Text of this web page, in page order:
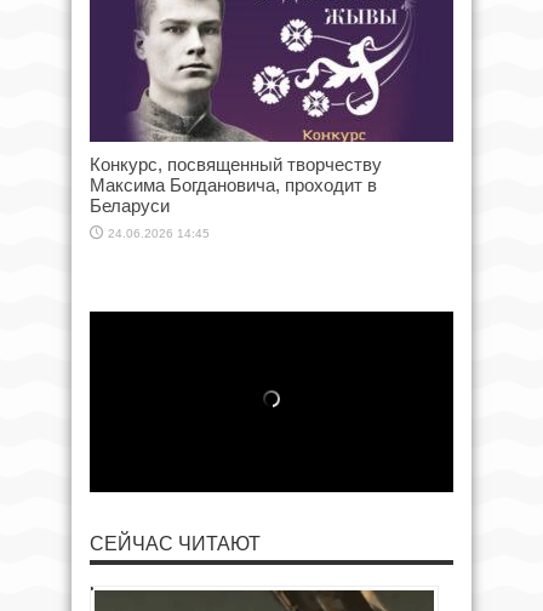
Конкурс, посвященный творчеству
Максима Богдановича, проходит в
Беларуси
24.06.2026 14:45
СЕЙЧАС ЧИТАЮТ